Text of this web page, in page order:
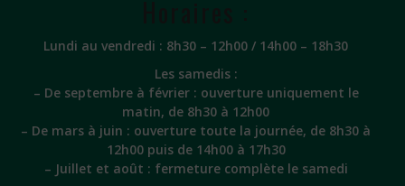
Lundi au vendredi : 8h30 – 12h00 / 14h00 – 18h30
Les samedis :
– De septembre à février : ouverture uniquement le
matin, de 8h30 à 12h00
– De mars à juin : ouverture toute la journée, de 8h30 à
12h00 puis de 14h00 à 17h30
– Juillet et août : fermeture complète le samedi